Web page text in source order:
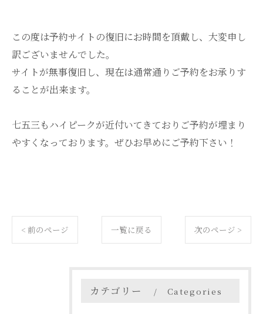
この度は予約サイトの復旧にお時間を頂戴し、大変申し
訳ございませんでした。
サイトが無事復旧し、現在は通常通りご予約をお承りす
ることが出来ます。
七五三もハイピークが近付いてきておりご予約が埋まり
やすくなっております。ぜひお早めにご予約下さい！
< 前のページ 一覧に戻る 次のページ >
カテゴリー Categories